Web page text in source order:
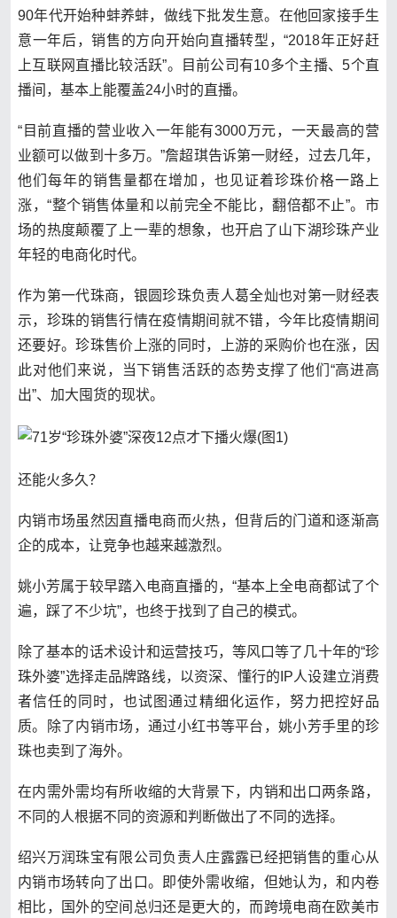
90年代开始种蚌养蚌，做线下批发生意。在他回家接手生
意一年后，销售的方向开始向直播转型，“2018年正好赶
上互联网直播比较活跃”。目前公司有10多个主播、5个直
播间，基本上能覆盖24小时的直播。
“目前直播的营业收入一年能有3000万元，一天最高的营
业额可以做到十多万。”詹超琪告诉第一财经，过去几年，
他们每年的销售量都在增加，也见证着珍珠价格一路上
涨，“整个销售体量和以前完全不能比，翻倍都不止”。市
场的热度颠覆了上一辈的想象，也开启了山下湖珍珠产业
年轻的电商化时代。
作为第一代珠商，银圆珍珠负责人葛全灿也对第一财经表
示，珍珠的销售行情在疫情期间就不错，今年比疫情期间
还要好。珍珠售价上涨的同时，上游的采购价也在涨，因
此对他们来说，当下销售活跃的态势支撑了他们“高进高
出”、加大囤货的现状。
还能火多久？
内销市场虽然因直播电商而火热，但背后的门道和逐渐高
企的成本，让竞争也越来越激烈。
姚小芳属于较早踏入电商直播的，“基本上全电商都试了个
遍，踩了不少坑”，也终于找到了自己的模式。
除了基本的话术设计和运营技巧，等风口等了几十年的“珍
珠外婆”选择走品牌路线，以资深、懂行的IP人设建立消费
者信任的同时，也试图通过精细化运作，努力把控好品
质。除了内销市场，通过小红书等平台，姚小芳手里的珍
珠也卖到了海外。
在内需外需均有所收缩的大背景下，内销和出口两条路，
不同的人根据不同的资源和判断做出了不同的选择。
绍兴万润珠宝有限公司负责人庄露露已经把销售的重心从
内销市场转向了出口。即使外需收缩，但她认为，和内卷
相比，国外的空间总归还是更大的，而跨境电商在欧美市